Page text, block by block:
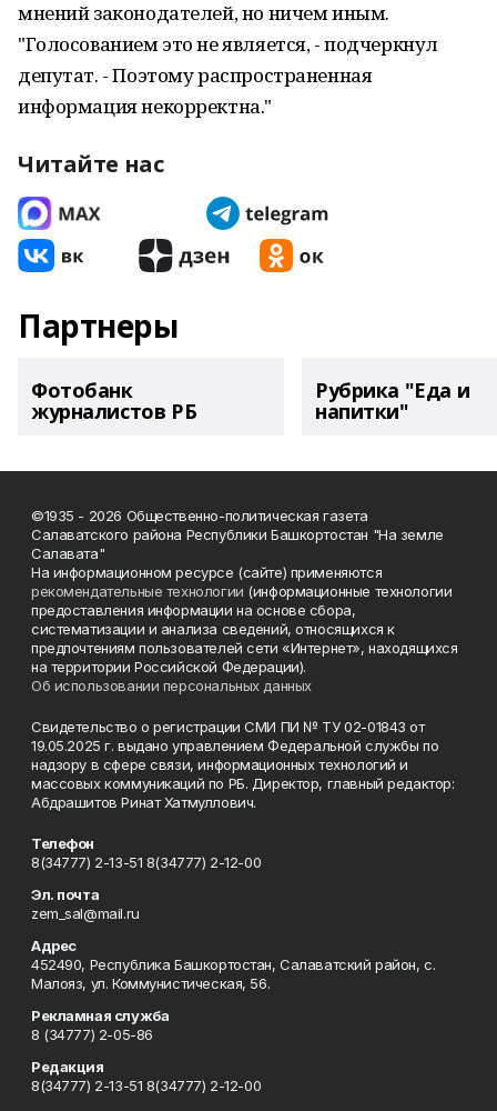
мнений законодателей, но ничем иным.
"Голосованием это не является, - подчеркнул
депутат. - Поэтому распространенная
информация некорректна."
Читайте нас
Партнеры
Фотобанк
журналистов РБ
Рубрика "Еда и
напитки"
©1935 - 2026 Общественно-политическая газета
Салаватского района Республики Башкортостан "На земле
Салавата"
На информационном ресурсе (сайте) применяются
рекомендательные технологии (информационные технологии
предоставления информации на основе сбора,
систематизации и анализа сведений, относящихся к
предпочтениям пользователей сети «Интернет», находящихся
на территории Российской Федерации).
Об использовании персональных данных
Свидетельство о регистрации СМИ ПИ № ТУ 02-01843 от
19.05.2025 г. выдано управлением Федеральной службы по
надзору в сфере связи, информационных технологий и
массовых коммуникаций по РБ. Директор, главный редактор:
Абдрашитов Ринат Хатмуллович.
Телефон
8(34777) 2-13-51 8(34777) 2-12-00
Эл. почта
zem_sal@mail.ru
Адрес
452490, Республика Башкортостан, Салаватский район, с.
Малояз, ул. Коммунистическая, 56.
Рекламная служба
8 (34777) 2-05-86
Редакция
8(34777) 2-13-51 8(34777) 2-12-00